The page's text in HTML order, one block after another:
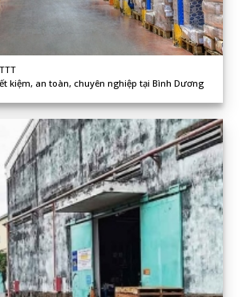
kiệm, an toàn, chuyên nghiệp tại Bình Dương